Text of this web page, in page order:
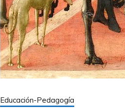
Educación-Pedagogía